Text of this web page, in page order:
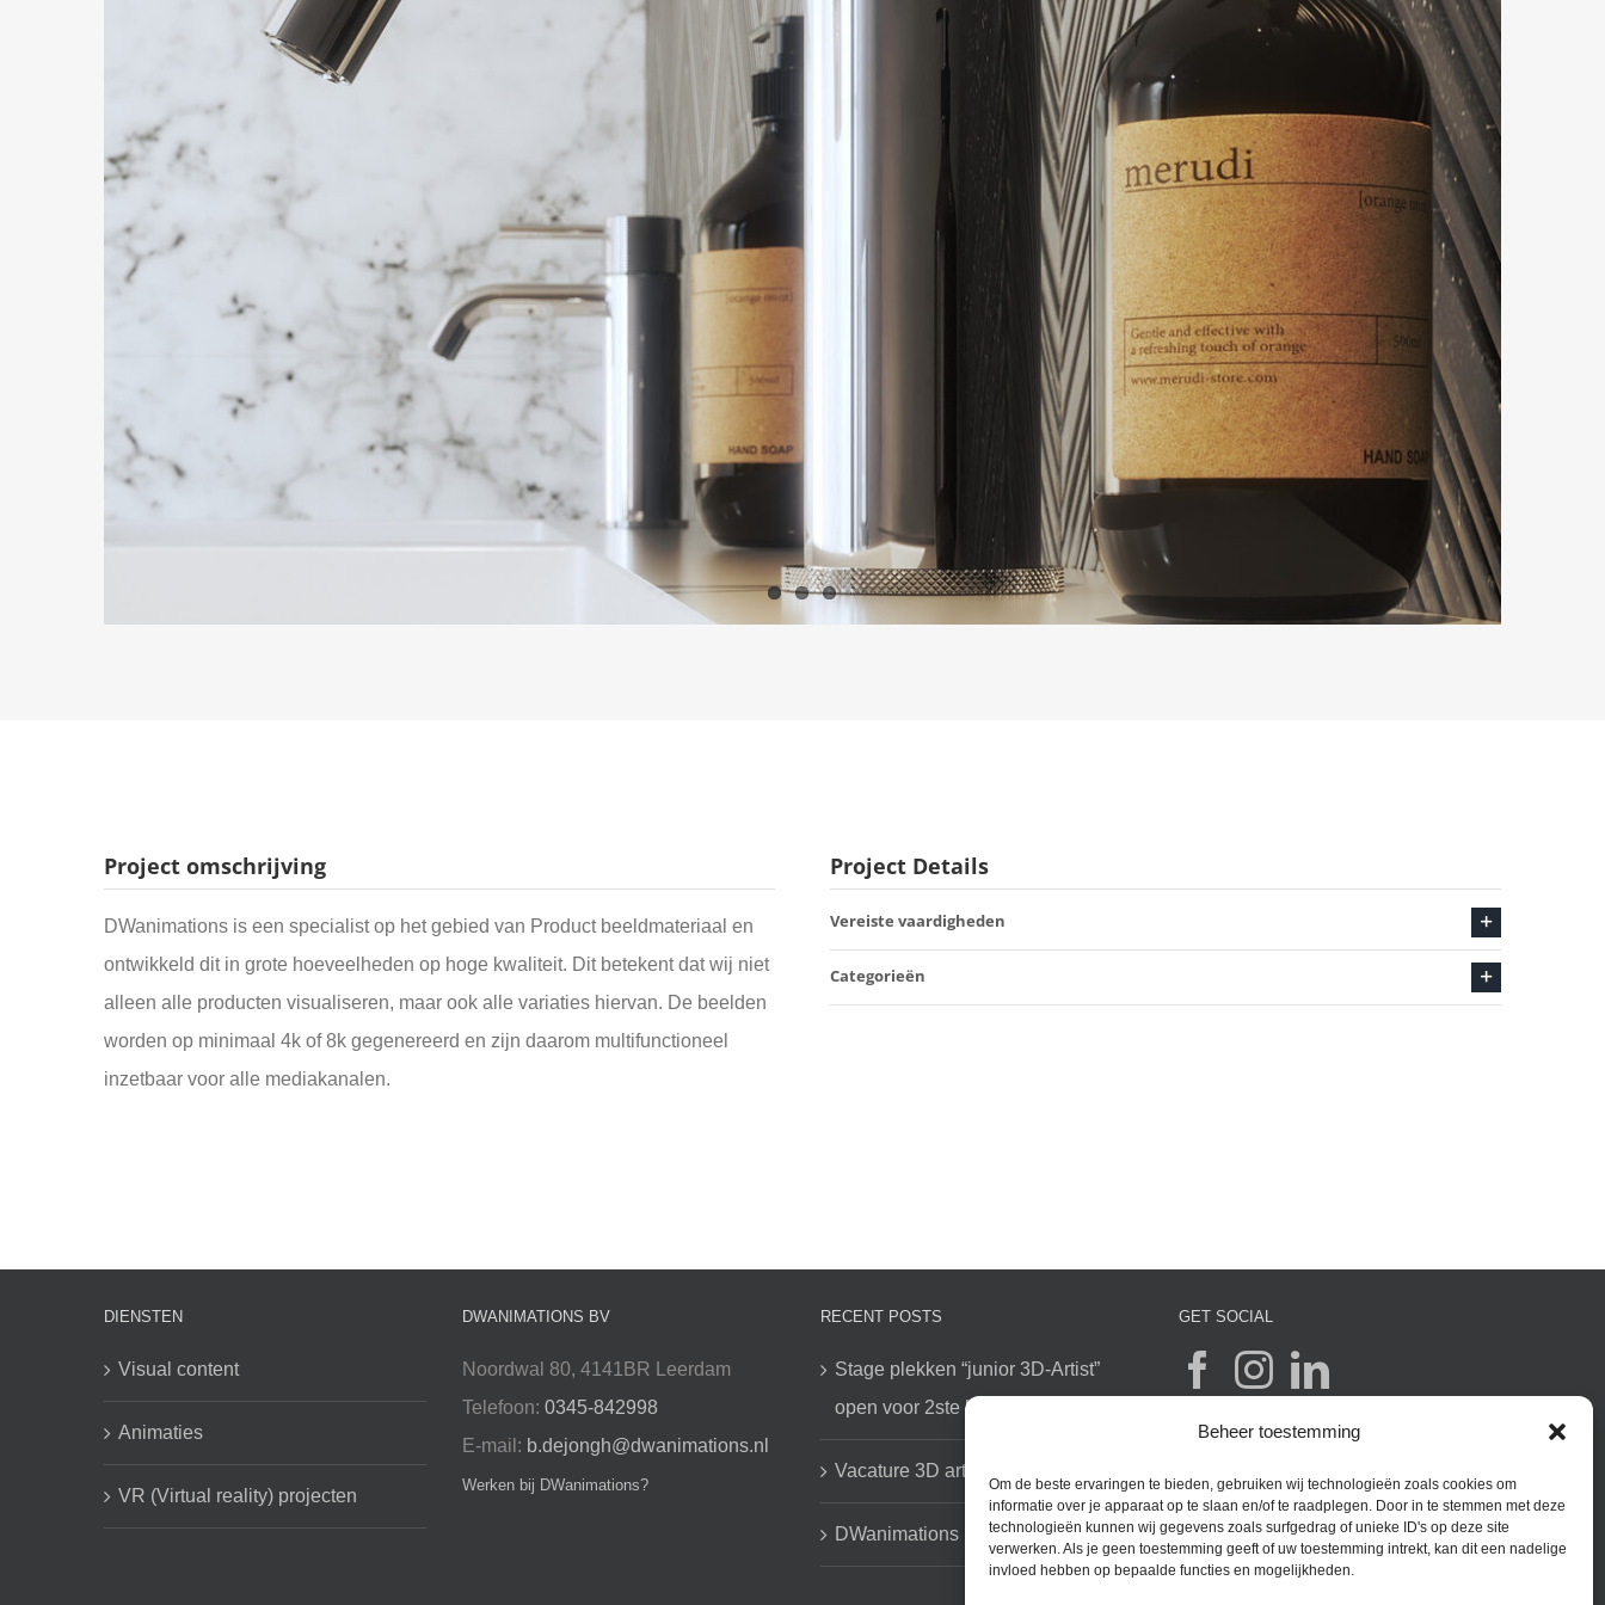
Beheer toestemming
Om de beste ervaringen te bieden, gebruiken wij technologieën zoals cookies om
informatie over je apparaat op te slaan en/of te raadplegen. Door in te stemmen met deze
technologieën kunnen wij gegevens zoals surfgedrag of unieke ID's op deze site
verwerken. Als je geen toestemming geeft of uw toestemming intrekt, kan dit een nadelige
invloed hebben op bepaalde functies en mogelijkheden.
Project omschrijving
DWanimations is een specialist op het gebied van Product beeldmateriaal en
ontwikkeld dit in grote hoeveelheden op hoge kwaliteit. Dit betekent dat wij niet
alleen alle producten visualiseren, maar ook alle variaties hiervan. De beelden
worden op minimaal 4k of 8k gegenereerd en zijn daarom multifunctioneel
inzetbaar voor alle mediakanalen.
Project Details
Vereiste vaardigheden
Categorieën
DIENSTEN
Visual content
Animaties
VR (Virtual reality) projecten
DWANIMATIONS BV
Noordwal 80, 4141BR Leerdam
Telefoon: 0345-842998
E-mail: b.dejongh@dwanimations.nl
Werken bij DWanimations?
RECENT POSTS
Stage plekken “junior 3D-Artist”
open voor 2ste helft 2026
Vacature 3D artist/ Exterieur
DWanimations uw partner in Ai
GET SOCIAL